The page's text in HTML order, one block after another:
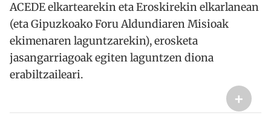
ACEDE elkartearekin eta Eroskirekin elkarlanean
(eta Gipuzkoako Foru Aldundiaren Misioak
ekimenaren laguntzarekin), erosketa
jasangarriagoak egiten laguntzen diona
erabiltzaileari.
+